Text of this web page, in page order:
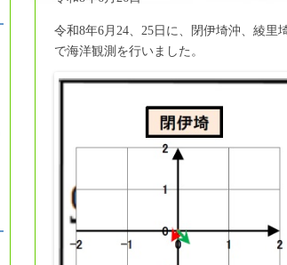
令和8年6月24、25日に、閉伊埼沖、綾
で海洋観測を行いました。